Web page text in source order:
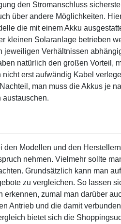
den Stromanschluss
über andere Möglichkeiten.
die mit einem Akku
kleinen Solaranlage betrieben
jeweiligen Verhältnissen
natürlich den großen Vorteil,
erst aufwändig Kabel
man muss die Akkus je
austauschen.
den Modellen und den
nehmen. Vielmehr sollte
Grundsätzlich kann man
zu vergleichen. So lassen
zumal man darüber
Antrieb und die damit
bietet sich die